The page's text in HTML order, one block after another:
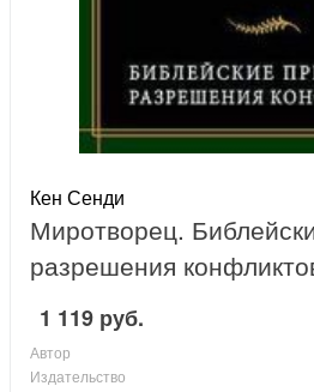
Кен Сенди
Миротворец.
разрешения
1 119 руб.
Автор
Издательство